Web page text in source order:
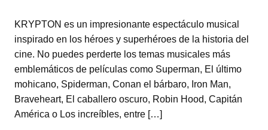
KRYPTON es un impresionante espectáculo musical
inspirado en los héroes y superhéroes de la historia del
cine. No puedes perderte los temas musicales más
emblemáticos de películas como Superman, El último
mohicano, Spiderman, Conan el bárbaro, Iron Man,
Braveheart, El caballero oscuro, Robin Hood, Capitán
América o Los increíbles, entre […]